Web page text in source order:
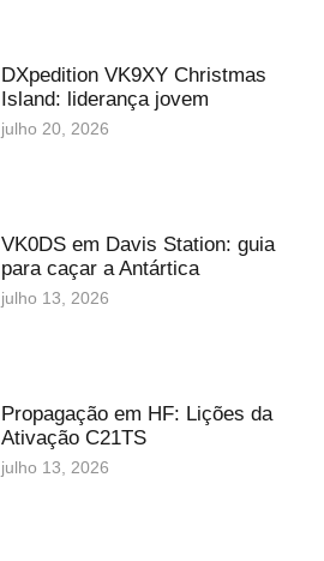
DXpedition VK9XY Christmas
Island: liderança jovem
julho 20, 2026
VK0DS em Davis Station: guia
para caçar a Antártica
julho 13, 2026
Propagação em HF: Lições da
Ativação C21TS
julho 13, 2026